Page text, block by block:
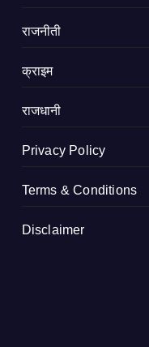
राजनीती
क्राइम
राजधानी
Privacy Policy
Terms & Conditions
Disclaimer